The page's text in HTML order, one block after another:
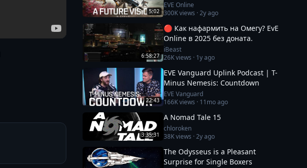
5:02
EVE Online
300Kviews ·2y ago
6:58:27
🔴 Как нафармить на Омегу? EvE
Online в 2025 без доната.
iBeast
26Kviews · 1y ago
22:43
EVE Vanguard Uplink Podcast | T-
Minus Nemesis: Countdown
EVE Vanguard
166Kviews · 11mo ago
3:35:31
A Nomad Tale 15
chloroken
38Kviews ·2y ago
The Odysseus is a Pleasant
Surprise for Single Boxers